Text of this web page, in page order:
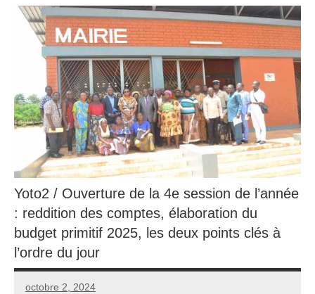
Yoto2 / Ouverture de la 4e session de l’année
: reddition des comptes, élaboration du
budget primitif 2025, les deux points clés à
l’ordre du jour
octobre 2, 2024